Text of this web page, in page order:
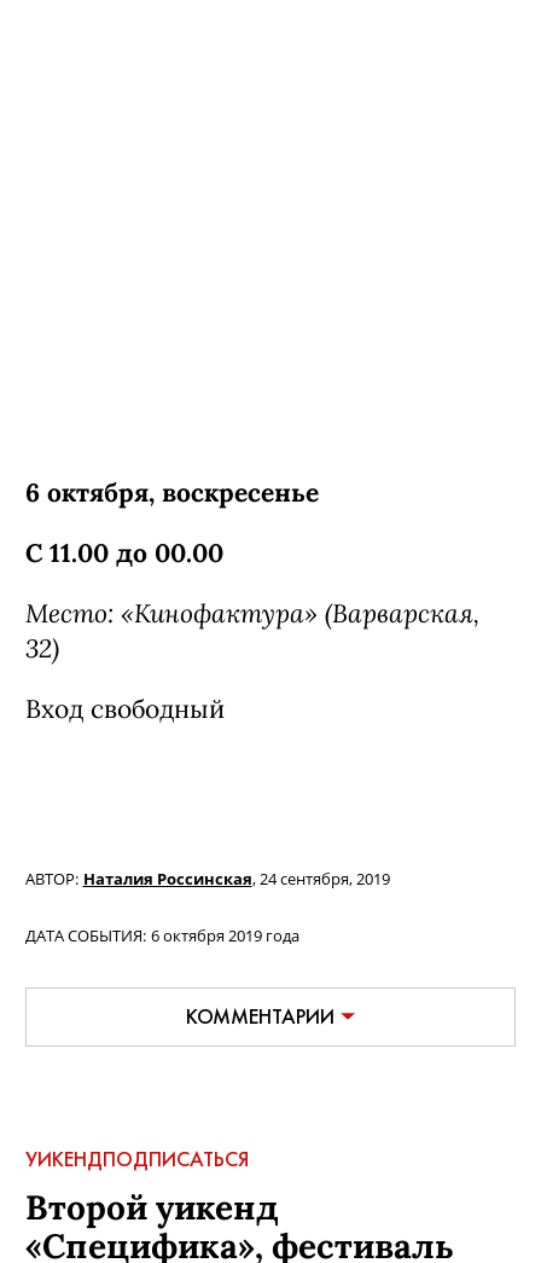
6 октября, воскресенье
С 11.00 до 00.00
Место: «Кинофактура» (Варварская,
32)
Вход свободный
АВТОР: Наталия Россинская,24 сентября, 2019
ДАТА СОБЫТИЯ: 6 октября 2019 года
КОММЕНТАРИИ
УИКЕНДПОДПИСАТЬСЯ
Второй уикенд
«Специфика», фестиваль